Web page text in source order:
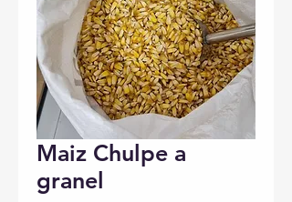
Maiz Chulpe a
granel